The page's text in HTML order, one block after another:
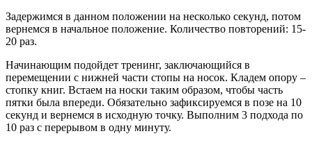
Задержимся в данном положении на несколько секунд, потом
вернемся в начальное положение. Количество повторений: 15-
20 раз.
Начинающим подойдет тренинг, заключающийся в
перемещении с нижней части стопы на носок. Кладем опору –
стопку книг. Встаем на носки таким образом, чтобы часть
пятки была впереди. Обязательно зафиксируемся в позе на 10
секунд и вернемся в исходную точку. Выполним 3 подхода по
10 раз с перерывом в одну минуту.